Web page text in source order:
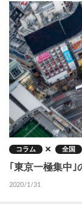
コラム 全国
｢東京一極集中｣
2020/1/31